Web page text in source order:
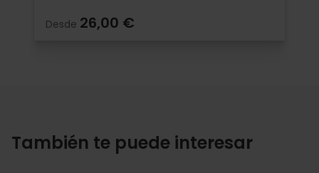
Desde 26,00 €
También te puede interesar